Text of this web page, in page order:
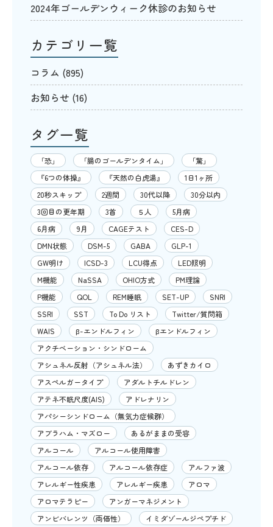
2024年ゴールデンウィーク休診のお知らせ
カテゴリ一覧
コラム (895)
お知らせ (16)
タグ一覧
「恐」 「腸のゴールデンタイム」
「驚」
『6つの体操』
『天然の白虎湯』
1日1ヶ所
20秒スキップ
2週間 30代以降
30分以内
3回目の更年期
3首 ５人
5月病
6月病
9月 CAGEテスト
CES-D
DMN状態
DSM-5 GABA
GLP-1
GW明け
ICSD-3 LCU得点
LED照明
M機能
NaSSA OHIO方式
PM理論
P機能
QOL REM睡眠 SET-UP
SNRI
SSRI
SST To Do リスト
Twitter/質問箱
WAIS
β-エンドルフィン
βエンドルフィン
アクチベーション・シンドローム
アシュネル反射（アシュネル法）
あずきカイロ
アスペルガータイプ
アダルトチルドレン
アテネ不眠尺度(AIS)
アドレナリン
アパシーシンドローム（無気力症候群）
アブラハム・マズロー
あるがままの受容
アルコール
アルコール使用障害
アルコール依存
アルコール依存症
アルファ波
アレルギー性疾患
アレルギー疾患
アロマ
アロマテラピー
アンガーマネジメント
アンビバレンツ（両価性）
イミダゾールジペプチド